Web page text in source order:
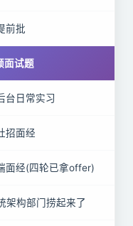
前批
面试题
台日常实习
招面经
面经(四轮已拿offer)
架构部门捞起来了